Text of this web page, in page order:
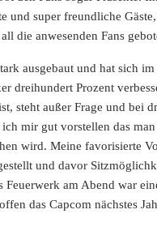
und super freundliche
die anwesenden Fans
ausgebaut und hat sich im
dreihundert Prozent
steht außer Frage und bei
mir gut vorstellen das
wird. Meine favorisierte
und davor
Feuerwerk am Abend war
das Capcom nächstes